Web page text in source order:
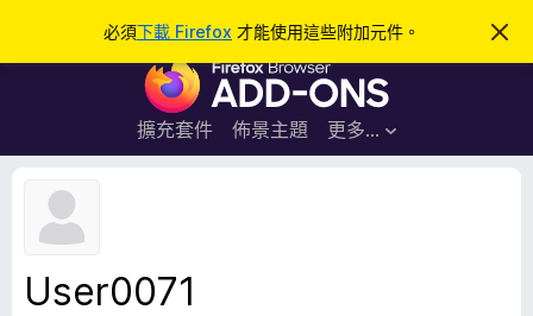
必須下載 Firefox 才能使用這些附加元件。
忽
此
F
r
e
擴充套件 佈景主題 更多…
登入
User0071